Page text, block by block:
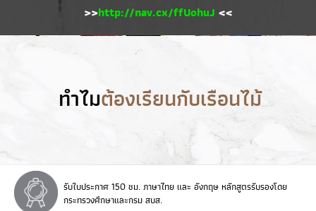
>>http://nav.cx/ffUohuJ <<
ทำไมต้องเรียนกับเรือนไม้
รับใบประกาศ 150 ชม. ภาษาไทย และ อังกฤษ หลักสูตรรับรองโดย
กระทรวงศึกษาและกรม สบส.